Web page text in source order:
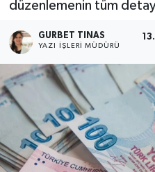
düzenlemenin tüm
GURBET TINAS
YAZI İŞLERI MÜDÜRÜ